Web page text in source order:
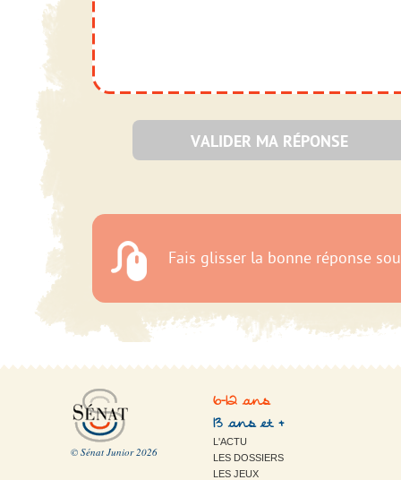
© Sénat Junior 2026
6-12 ans
13 ans et +
L'ACTU
LES DOSSIERS
LES JEUX